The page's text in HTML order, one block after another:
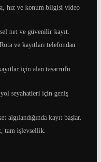
hız ve konum bilgisi video
net ve güvenilir kayıt.
Rota ve kayıtları telefondan
için alan tasarrufu
seyahatleri için geniş
algılandığında kayıt başlar.
tam işlevsellik.